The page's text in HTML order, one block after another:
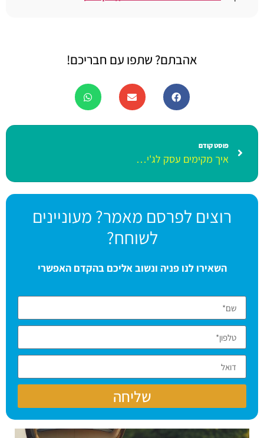
אהבתם? שתפו עם חבריכם!
פוסט קודם
איך מקימים עסק לג'ימבורי?
רוצים לפרסם מאמר? מעוניינים
לשוחח?
השאירו לנו פניה ונשוב אליכם בהקדם האפשרי
שליחה